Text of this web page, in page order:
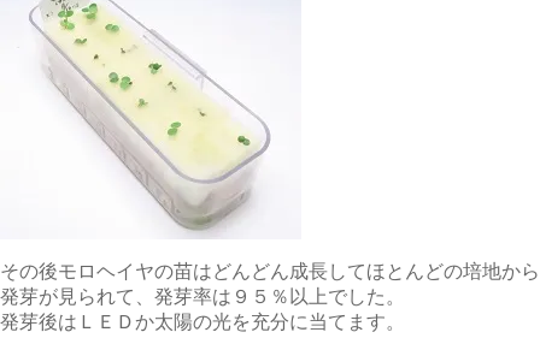
その後モロヘイヤの苗はどんどん成長してほとんどの培地から
発芽が見られて、発芽率は９５％以上でした。
発芽後はＬＥＤか太陽の光を充分に当てます。